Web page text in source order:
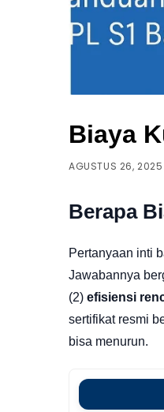
Biaya
AGUSTUS 26, 2025
Berapa
Pertanyaan inti
Jawabannya
(2) efisiensi
sertifikat resmi
bisa menurun.